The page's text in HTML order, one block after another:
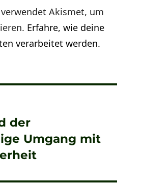
Akismet, um
Erfahre, wie deine
verarbeitet werden.
der
Umgang mit